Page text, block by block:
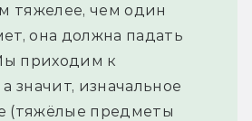
тяжелее, чем один
она должна падать
приходим к
значит, изначальное
(тяжёлые предметы